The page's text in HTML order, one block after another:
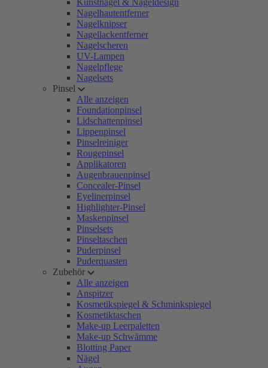
Kunstnägel & Nageldesign
Nagelhautentferner
Nagelknipser
Nagellackentferner
Nagelscheren
UV-Lampen
Nagelpflege
Nagelsets
Pinsel
Alle anzeigen
Foundationpinsel
Lidschattenpinsel
Lippenpinsel
Pinselreiniger
Rougepinsel
Applikatoren
Augenbrauenpinsel
Concealer-Pinsel
Eyelinerpinsel
Highlighter-Pinsel
Maskenpinsel
Pinselsets
Pinseltaschen
Puderpinsel
Puderquasten
Zubehör
Alle anzeigen
Anspitzer
Kosmetikspiegel & Schminkspiegel
Kosmetiktaschen
Make-up Leerpaletten
Make-up Schwämme
Blotting Paper
Nägel